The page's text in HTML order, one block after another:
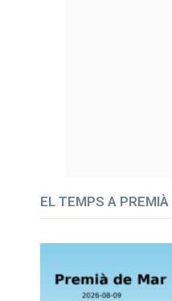
EL TEMPS A PREMIÀ